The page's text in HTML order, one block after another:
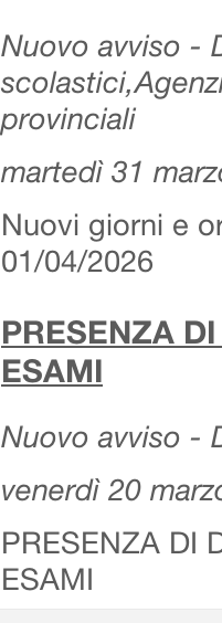
Nuovo avviso -
provinciali
martedì 31
Nuovi giorni e
01/04/2026
PRESENZA
ESAMI
Nuovo avviso -
venerdì 20
PRESENZA DI
ESAMI